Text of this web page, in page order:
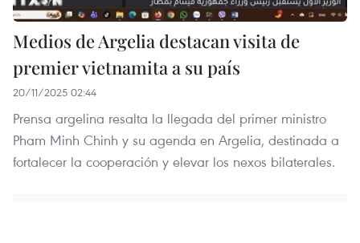
Medios de Argelia destacan visita de
premier vietnamita a su país
20/11/2025 02:44
Prensa argelina resalta la llegada del primer ministro
Pham Minh Chinh y su agenda en Argelia, destinada a
fortalecer la cooperación y elevar los nexos bilaterales.